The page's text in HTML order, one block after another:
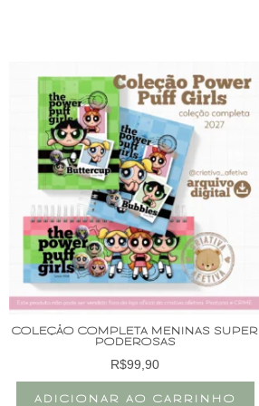
COLEÇÃO COMPLETA MENINAS SUPER
PODEROSAS
R$99,90
ADICIONAR AO CARRINHO